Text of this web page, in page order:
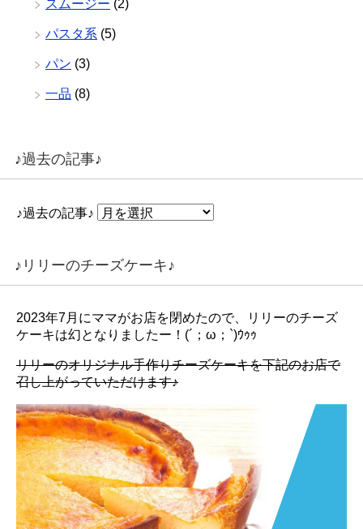
スムージー (2)
パスタ系 (5)
パン (3)
一品 (8)
♪過去の記事♪
♪過去の記事♪
♪リリーのチーズケーキ♪
2023年7月にママがお店を閉めたので、リリーのチーズ
ケーキは幻となりましたー！(´；ω；`)ｳｩｩ
リリーのオリジナル手作りチーズケーキを下記のお店で
召し上がっていただけます♪